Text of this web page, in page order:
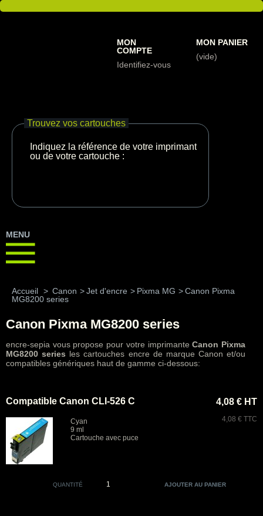
MON
COMPTE
Identifiez-vous
MON PANIER
(vide)
Trouvez vos cartouches
Indiquez la référence de votre imprimante
ou de votre cartouche :
MENU
Accueil > Canon >Jet d'encre > Pixma MG >Canon Pixma
MG8200 series
Canon Pixma MG8200 series
encre-sepia vous propose pour votre imprimanteCanon Pixma
MG8200 series les cartouches encre de marque Canon et/ou
compatibles génériques haut de gamme ci-dessous:
Compatible Canon CLI-526 C
Cyan
9 ml
Cartouche avec puce
4,08 € HT
4,08 € TTC
QUANTITÉ